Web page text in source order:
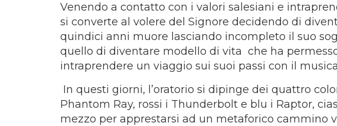
Venendo a contatto con i valori salesiani e
si converte al volere del Signore decidendo di
quindici anni muore lasciando incompleto il suo
quello di diventare modello di vita che ha
intraprendere un viaggio sui suoi passi con il
In questi giorni, l’oratorio si dipinge dei quattro
Phantom Ray, rossi i Thunderbolt e blu i Raptor,
mezzo per apprestarsi ad un metaforico cammino